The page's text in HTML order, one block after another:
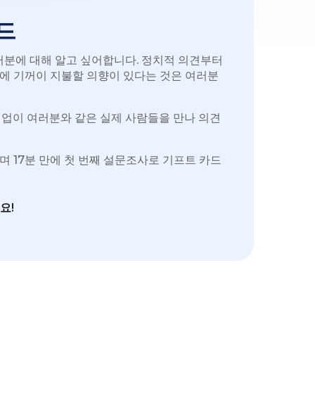
에 대해 알고 싶어합니다. 정치적 의견부터
기꺼이 지불할 의향이 있다는 것은 여러분
이 여러분와 같은 실제 사람들을 만나 의견
17분 만에 첫 번째 설문조사로 기프트 카드
!